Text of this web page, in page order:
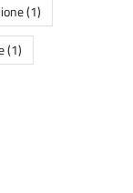
(1)
(1)